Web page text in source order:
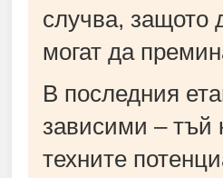
случва, защото
могат да
В последния
зависими – тъй
техните